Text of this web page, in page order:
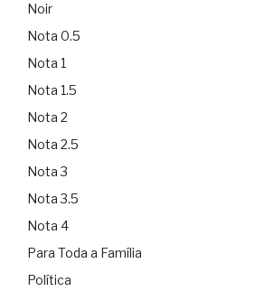
Noir
Nota 0.5
Nota 1
Nota 1.5
Nota 2
Nota 2.5
Nota 3
Nota 3.5
Nota 4
Para Toda a Família
Política